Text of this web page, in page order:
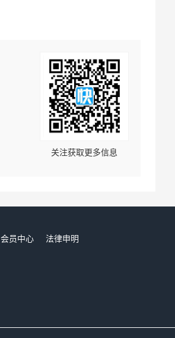
关注获取更多信息
会员中心
法律申明